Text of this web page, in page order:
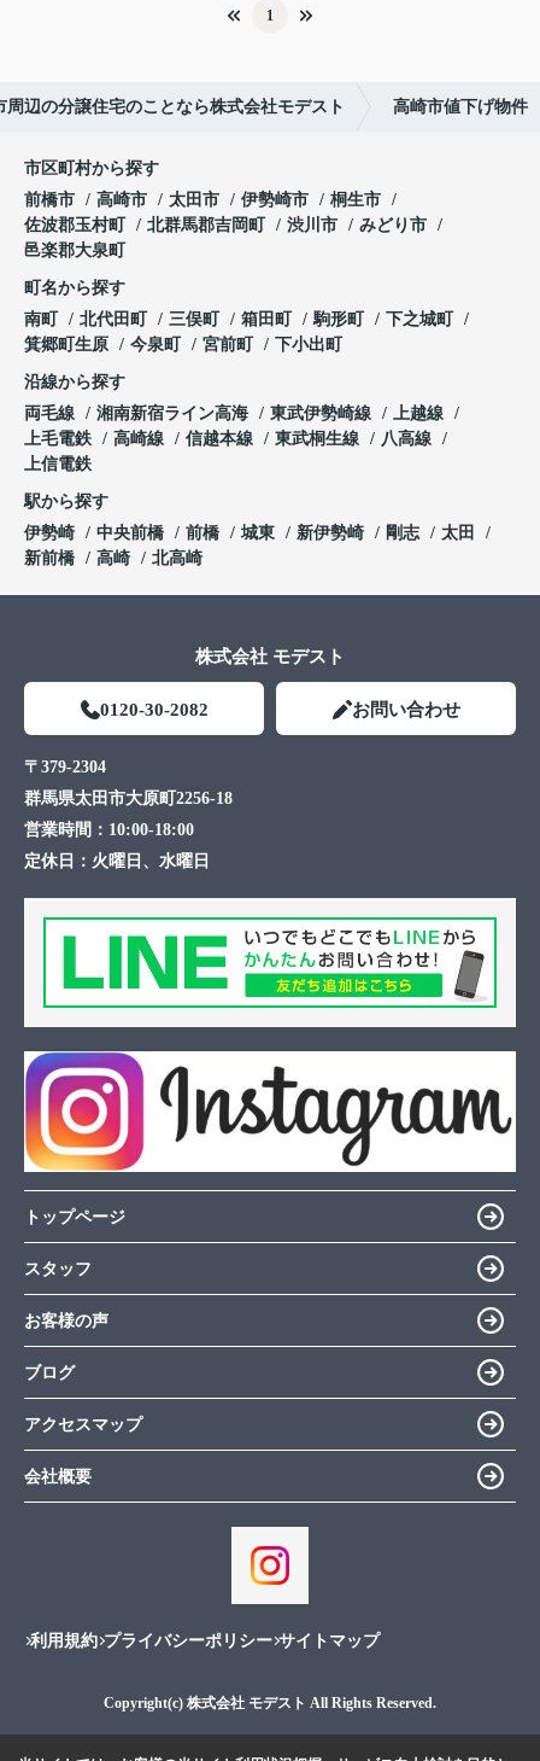
1
周辺の分譲住宅のことなら株式会社モデスト 高崎市値下げ物件
市区町村から探す
前橋市
高崎市 太田市 伊勢崎市
桐生市
佐波郡玉村町
北群馬郡吉岡町 渋川市
みどり市
邑楽郡大泉町
町名から探す
南町
北代田町 三俣町 箱田町 駒形町
下之城町
箕郷町生原
今泉町 宮前町 下小出町
沿線から探す
両毛線
湘南新宿ライン高海 東武伊勢崎線
上越線
上毛電鉄
高崎線 信越本線 東武桐生線
八高線
上信電鉄
駅から探す
伊勢崎
中央前橋 前橋 城東 新伊勢崎 剛志
太田
新前橋
高崎 北高崎
株式会社 モデスト
0120-30-2082 お問い合わせ
〒379-2304
群馬県太田市大原町2256-18
営業時間： 10:00-18:00
定休日： 火曜日、水曜日
トップページ
スタッフ
お客様の声
ブログ
アクセスマップ
会社概要
利用規約 プライバシーポリシー サイトマップ
Copyright(c) 株式会社 モデスト All Rights Reserved.